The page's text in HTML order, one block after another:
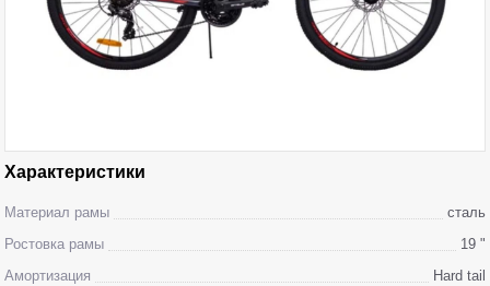
Характеристики
Материал рамы
сталь
Ростовкa рамы
19 "
Амортизация
Hard tail